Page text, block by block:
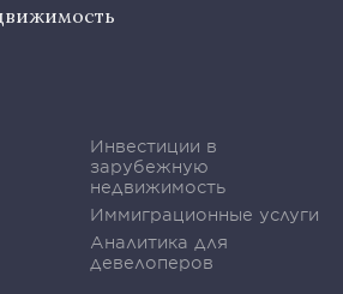
Инвестиции в
зарубежную
недвижимость
Иммиграционные услуги
Аналитика для
девелоперов